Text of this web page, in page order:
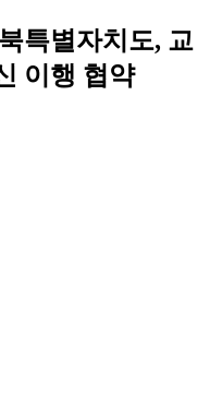
특별자치도, 교
이행 협약